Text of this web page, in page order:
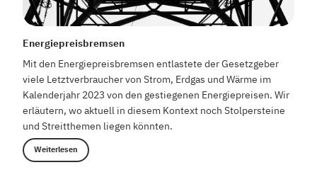
Energiepreisbremsen
Mit den Energiepreisbremsen entlastete der Gesetzgeber
viele Letztverbraucher von Strom, Erdgas und Wärme im
Kalenderjahr 2023 von den gestiegenen Energiepreisen. Wir
erläutern, wo aktuell in diesem Kontext noch Stolpersteine
und Streitthemen liegen könnten.
Weiterlesen